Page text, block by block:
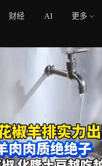
财经 AI 更多